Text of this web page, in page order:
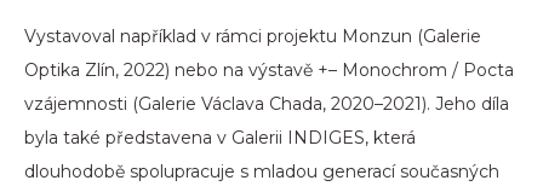
Vystavoval například v rámci projektu Monzun (Galerie
Optika Zlín, 2022) nebo na výstavě +– Monochrom / Pocta
vzájemnosti (Galerie Václava Chada, 2020–2021). Jeho díla
byla také představena v Galerii INDIGES, která
dlouhodobě spolupracuje s mladou generací současných